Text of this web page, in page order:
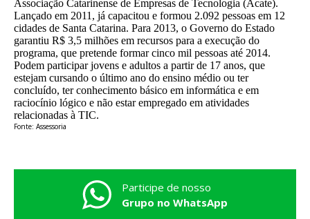
Associação Catarinense de Empresas de Tecnologia (Acate).
Lançado em 2011, já capacitou e formou 2.092 pessoas em 12
cidades de Santa Catarina. Para 2013, o Governo do Estado
garantiu R$ 3,5 milhões em recursos para a execução do
programa, que pretende formar cinco mil pessoas até 2014.
Podem participar jovens e adultos a partir de 17 anos, que
estejam cursando o último ano do ensino médio ou ter
concluído, ter conhecimento básico em informática e em
raciocínio lógico e não estar empregado em atividades
relacionadas à TIC.
Fonte: Assessoria
Participe de nosso
Grupo no WhatsApp